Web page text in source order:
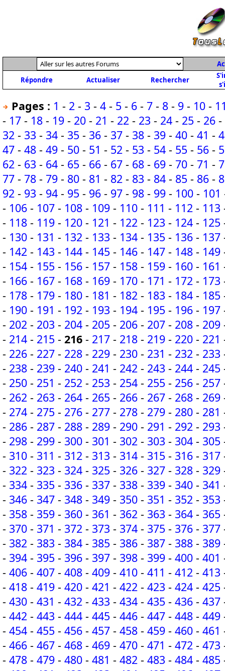
Répondre
Actualiser Rechercher
Pages : 1 - 2 - 3 - 4 - 5 - 6 - 7 - 8 - 9 - 10 -
- 17 - 18 - 19 - 20 - 21 - 22 - 23 - 24 - 25 - 26 -
32 - 33 - 34 - 35 - 36 - 37 - 38 - 39 - 40 - 41 -
47 - 48 - 49 - 50 - 51 - 52 - 53 - 54 - 55 - 56 -
62 - 63 - 64 - 65 - 66 - 67 - 68 - 69 - 70 - 71 -
77 - 78 - 79 - 80 - 81 - 82 - 83 - 84 - 85 - 86 -
92 - 93 - 94 - 95 - 96 - 97 - 98 - 99 - 100 - 101
- 106 - 107 - 108 - 109 - 110 - 111 - 112 - 113
- 118 - 119 - 120 - 121 - 122 - 123 - 124 - 125
- 130 - 131 - 132 - 133 - 134 - 135 - 136 - 137
- 142 - 143 - 144 - 145 - 146 - 147 - 148 - 149
- 154 - 155 - 156 - 157 - 158 - 159 - 160 - 161
- 166 - 167 - 168 - 169 - 170 - 171 - 172 - 173
- 178 - 179 - 180 - 181 - 182 - 183 - 184 - 185
- 190 - 191 - 192 - 193 - 194 - 195 - 196 - 197
- 202 - 203 - 204 - 205 - 206 - 207 - 208 - 209
- 214 - 215 - 216 - 217 - 218 - 219 - 220 - 221
- 226 - 227 - 228 - 229 - 230 - 231 - 232 - 233
- 238 - 239 - 240 - 241 - 242 - 243 - 244 - 245
- 250 - 251 - 252 - 253 - 254 - 255 - 256 - 257
- 262 - 263 - 264 - 265 - 266 - 267 - 268 - 269
- 274 - 275 - 276 - 277 - 278 - 279 - 280 - 281
- 286 - 287 - 288 - 289 - 290 - 291 - 292 - 293
- 298 - 299 - 300 - 301 - 302 - 303 - 304 - 305
- 310 - 311 - 312 - 313 - 314 - 315 - 316 - 317
- 322 - 323 - 324 - 325 - 326 - 327 - 328 - 329
- 334 - 335 - 336 - 337 - 338 - 339 - 340 - 341
- 346 - 347 - 348 - 349 - 350 - 351 - 352 - 353
- 358 - 359 - 360 - 361 - 362 - 363 - 364 - 365
- 370 - 371 - 372 - 373 - 374 - 375 - 376 - 377
- 382 - 383 - 384 - 385 - 386 - 387 - 388 - 389
- 394 - 395 - 396 - 397 - 398 - 399 - 400 - 401
- 406 - 407 - 408 - 409 - 410 - 411 - 412 - 413
- 418 - 419 - 420 - 421 - 422 - 423 - 424 - 425
- 430 - 431 - 432 - 433 - 434 - 435 - 436 - 437
- 442 - 443 - 444 - 445 - 446 - 447 - 448 - 449
- 454 - 455 - 456 - 457 - 458 - 459 - 460 - 461
- 466 - 467 - 468 - 469 - 470 - 471 - 472 - 473
- 478 - 479 - 480 - 481 - 482 - 483 - 484 - 485